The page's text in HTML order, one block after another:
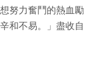
努力奮鬥的熱血勵
和不易。」盡收自